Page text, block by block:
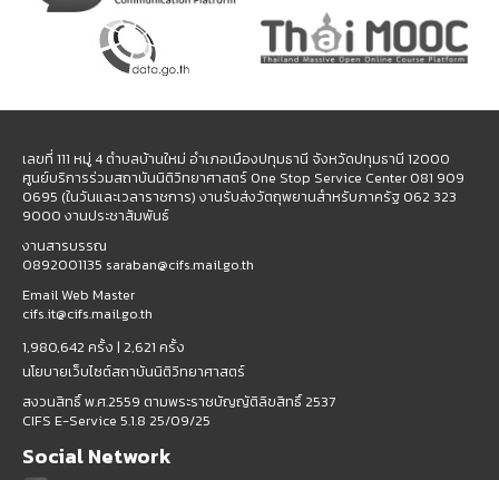
เลขที่ 111 หมู่ 4 ตำบลบ้านใหม่ อำเภอเมืองปทุมธานี จังหวัดปทุมธานี 12000
ศูนย์บริการร่วมสถาบันนิติวิทยาศาสตร์ One Stop Service Center 081 909
0695 (ในวันและเวลาราชการ) งานรับส่งวัตถุพยานสำหรับภาครัฐ 062 323
9000 งานประชาสัมพันธ์
งานสารบรรณ
0892001135 saraban@cifs.mail.go.th
Email Web Master
cifs.it@cifs.mail.go.th
1,980,642 ครั้ง | 2,621 ครั้ง
นโยบายเว็บไซต์สถาบันนิติวิทยาศาสตร์
สงวนสิทธิ์ พ.ศ.2559 ตามพระราชบัญญัติลิขสิทธิ์ 2537
CIFS E-Service 5.1.8 25/09/25
Social Network